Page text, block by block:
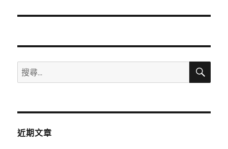
文
搜
尋
鍵
搜
近期文章